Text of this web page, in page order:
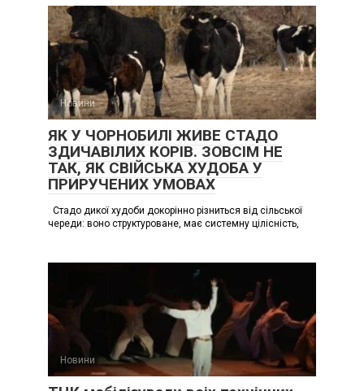
Новини
ЯК У ЧОРНОБИЛІ ЖИВЕ СТАДО
ЗДИЧАВІЛИХ КОРІВ. ЗОВСІМ НЕ
ТАК, ЯК СВІЙСЬКА ХУДОБА У
ПРИРУЧЕНИХ УМОВАХ
Стадо дикої худоби докорінно різниться від сільської
череди: воно структуроване, має системну цілісність,
Новини